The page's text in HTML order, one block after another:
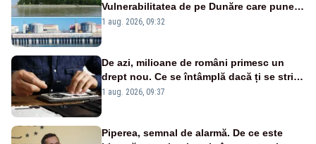
Vulnerabilitatea de pe Dunăre care pune
în pericol Centrala Cernavodă era
1 aug. 2026, 09:32
De azi, milioane de români primesc un
drept nou. Ce se întâmplă dacă ți se strică
un produs
1 aug. 2026, 09:37
Piperea, semnal de alarmă. De ce este